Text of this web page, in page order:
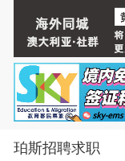
珀斯招聘求职